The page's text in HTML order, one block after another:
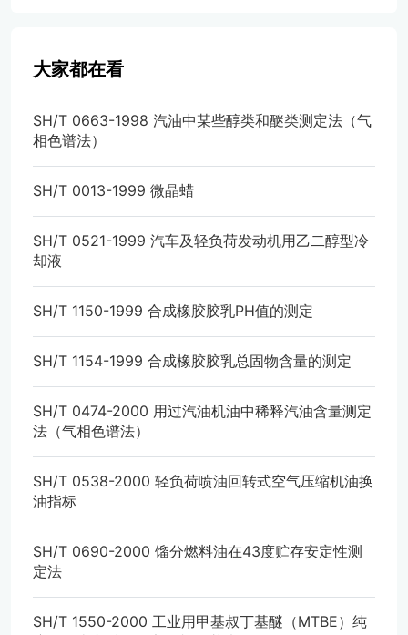
大家都在看
SH/T 0663-1998 汽油中某些醇类和醚类测定法（气
相色谱法）
SH/T 0013-1999 微晶蜡
SH/T 0521-1999 汽车及轻负荷发动机用乙二醇型冷
却液
SH/T 1150-1999 合成橡胶胶乳PH值的测定
SH/T 1154-1999 合成橡胶胶乳总固物含量的测定
SH/T 0474-2000 用过汽油机油中稀释汽油含量测定
法（气相色谱法）
SH/T 0538-2000 轻负荷喷油回转式空气压缩机油换
油指标
SH/T 0690-2000 馏分燃料油在43度贮存安定性测
定法
SH/T 1550-2000 工业用甲基叔丁基醚（MTBE）纯